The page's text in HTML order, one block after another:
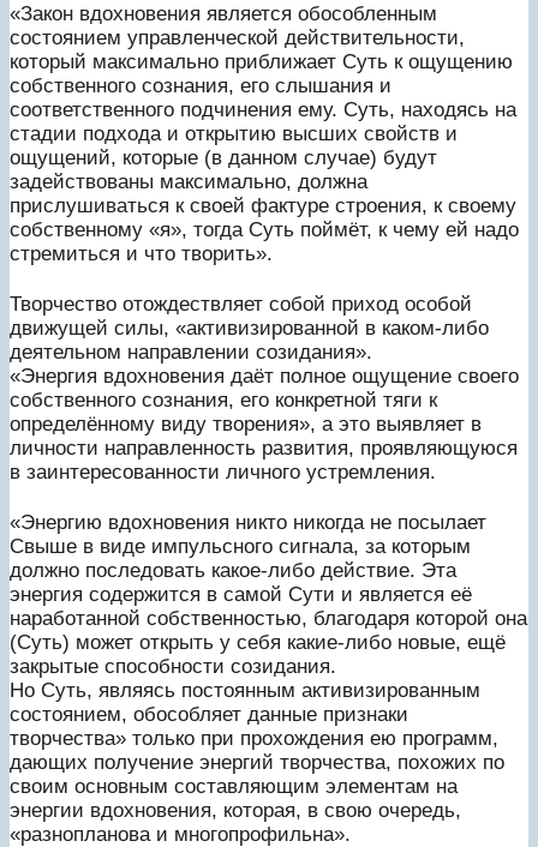
«Закон вдохновения является обособленным
состоянием управленческой действительности,
который максимально приближает Суть к ощущению
собственного сознания, его слышания и
соответственного подчинения ему. Суть, находясь на
стадии подхода и открытию высших свойств и
ощущений, которые (в данном случае) будут
задействованы максимально, должна
прислушиваться к своей фактуре строения, к своему
собственному «я», тогда Суть поймёт, к чему ей надо
стремиться и что творить».
Творчество отождествляет собой приход особой
движущей силы, «активизированной в каком-либо
деятельном направлении созидания».
«Энергия вдохновения даёт полное ощущение своего
собственного сознания, его конкретной тяги к
определённому виду творения», а это выявляет в
личности направленность развития, проявляющуюся
в заинтересованности личного устремления.
«Энергию вдохновения никто никогда не посылает
Свыше в виде импульсного сигнала, за которым
должно последовать какое-либо действие. Эта
энергия содержится в самой Сути и является её
наработанной собственностью, благодаря которой она
(Суть) может открыть у себя какие-либо новые, ещё
закрытые способности созидания.
Но Суть, являясь постоянным активизированным
состоянием, обособляет данные признаки
творчества» только при прохождения ею программ,
дающих получение энергий творчества, похожих по
своим основным составляющим элементам на
энергии вдохновения, которая, в свою очередь,
«разнопланова и многопрофильна».